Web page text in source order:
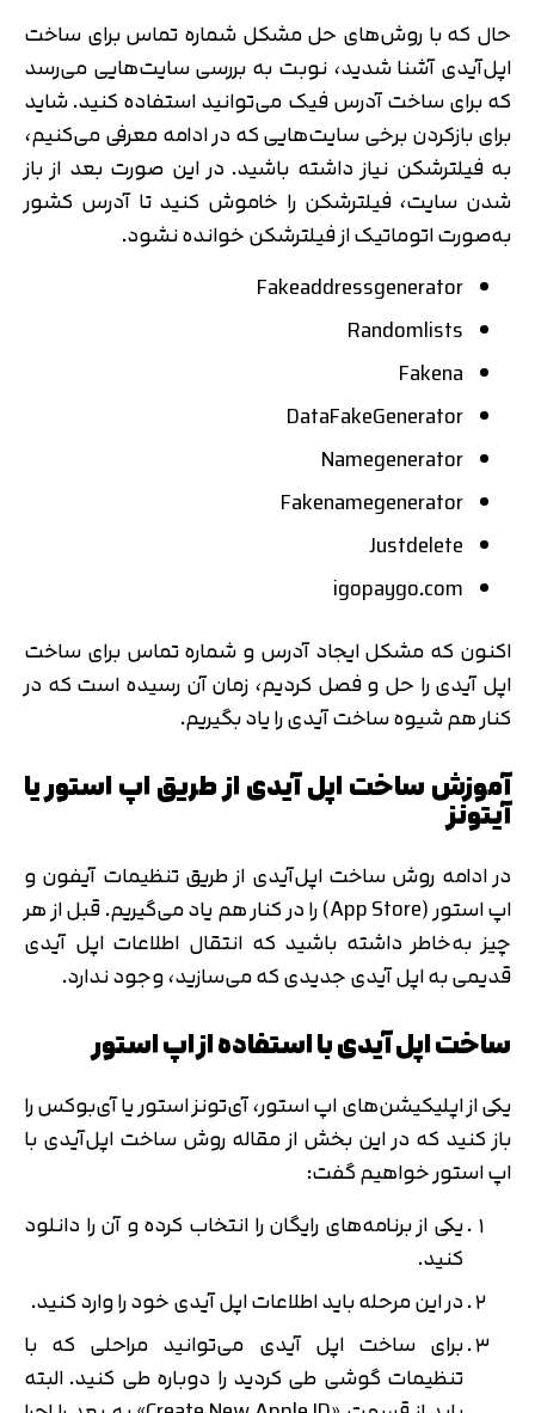
حال که با روش‌های حل مشکل شماره تماس برای ساخت
اپل‌آیدی آشنا شدید، نوبت به بررسی سایت‌هایی می‌رسد
که برای ساخت آدرس فیک می‌توانید استفاده کنید. شاید
برای بازکردن برخی سایت‌هایی که در ادامه معرفی می‌کنیم،
به فیلترشکن نیاز داشته باشید. در این صورت بعد از باز
شدن سایت، فیلترشکن را خاموش کنید تا آدرس کشور
به‌صورت اتوماتیک از فیلترشکن خوانده نشود.
Fakeaddressgenerator
Randomlists
Fakena
DataFakeGenerator
Namegenerator
Fakenamegenerator
Justdelete
igopaygo.com
اکنون که مشکل ایجاد آدرس و شماره تماس برای ساخت
اپل آیدی را حل و فصل کردیم، زمان آن رسیده است که در
کنار هم شیوه ساخت آیدی را یاد بگیریم.
آموزش ساخت اپل آیدی از طریق اپ استور یا
آیتونز
در ادامه روش ساخت اپل‌آیدی از طریق تنظیمات آیفون و
اپ ‌استور (App Store) را در کنار هم یاد می‌گیریم. قبل از هر
چیز به‌خاطر داشته باشید که انتقال اطلاعات اپل آیدی
قدیمی به اپل آیدی جدیدی که می‌سازید، وجود ندارد.
ساخت اپل آیدی با استفاده از اپ ‌استور
یکی از اپلیکیشن‌های اپ استور، آی‌تونز استور یا آی‌بوکس را
باز کنید که در این بخش از مقاله روش ساخت اپل‌آیدی با
اپ استور خواهیم گفت:
یکی از برنامه‌های رایگان را انتخاب کرده و آن را دانلود
کنید.
در این مرحله باید اطلاعات اپل آیدی خود را وارد کنید.
برای ساخت اپل آیدی می‌توانید مراحلی که با
تنظیمات گوشی طی کردید را دوباره طی کنید. البته